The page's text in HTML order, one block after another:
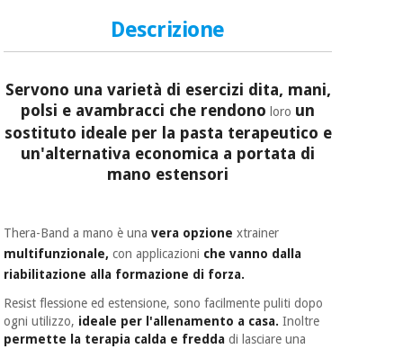
Descrizione
Servono una varietà di esercizi dita, mani,
polsi e avambracci che rendono loro un
sostituto ideale per la pasta terapeutico e
un'alternativa economica a portata di
mano estensori
Thera-Band a mano è unavera opzione xtrainer
multifunzionale, con applicazioni che vanno dalla
riabilitazione alla formazione di forza.
Resist flessione ed estensione, sono facilmente puliti dopo
ogni utilizzo, ideale per l'allenamento a casa. Inoltre
permette
la terapia calda e fredda di lasciare una